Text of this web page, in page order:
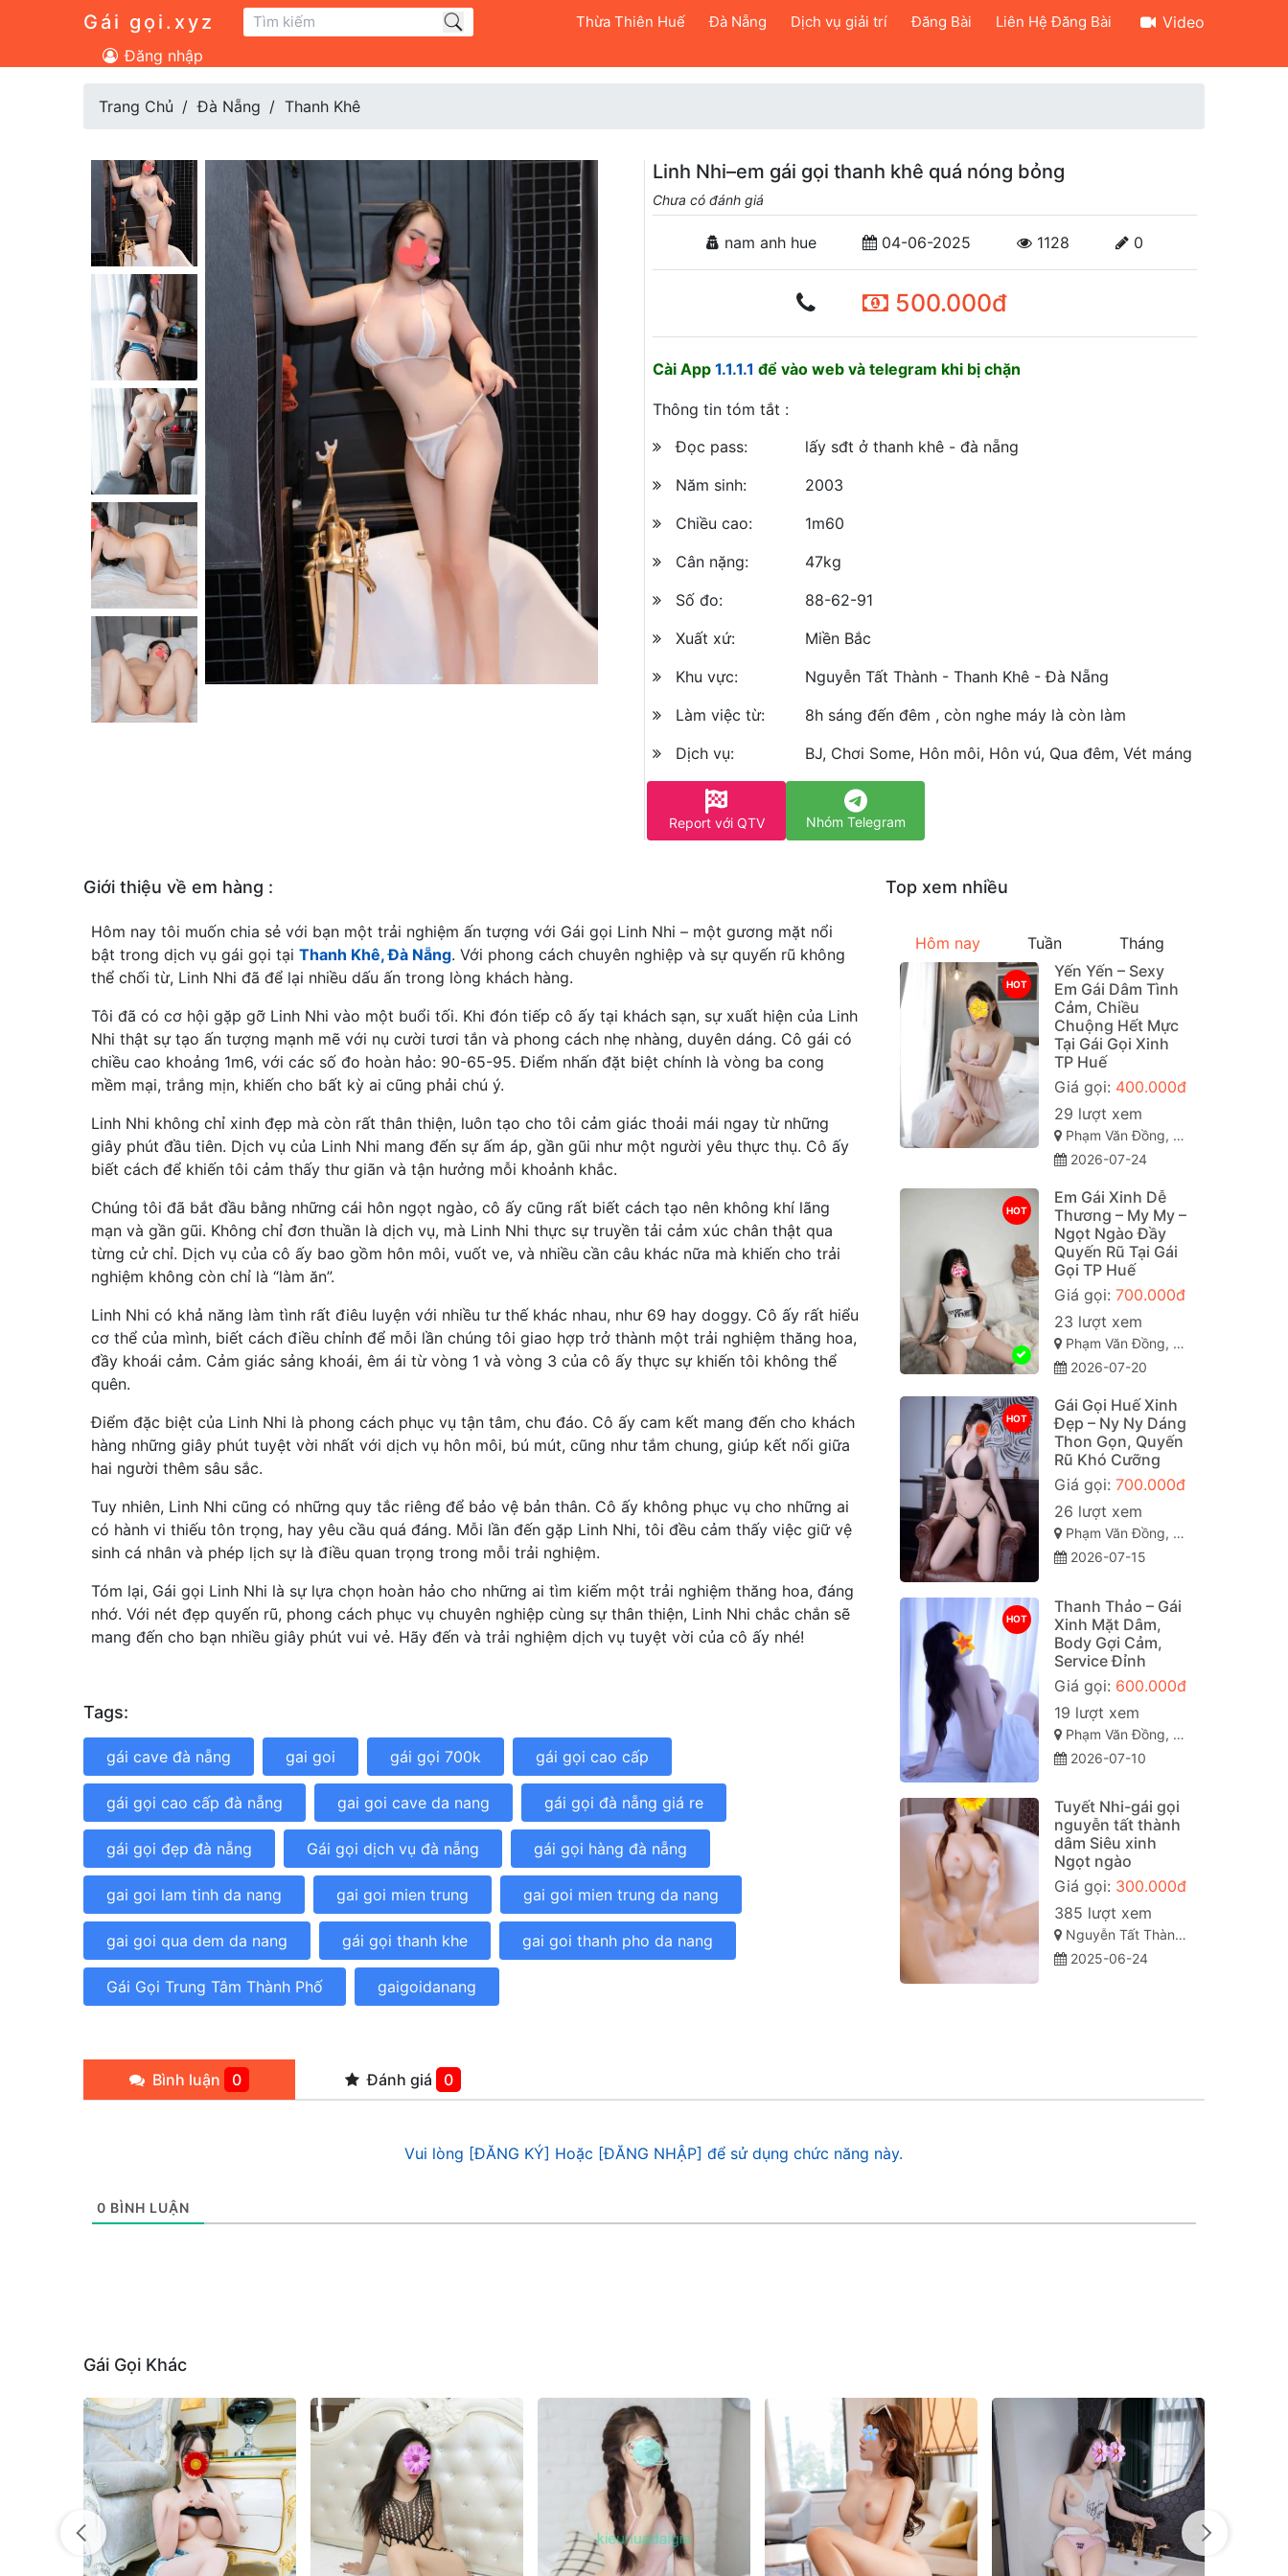
Gái gọi.xyz Thừa Thiên Huế Đà Nẵng Dịch vụ giải trí Đăng Bài Liên Hệ Đăng Bài
Video
Đăng nhập
Trang Chủ Đà Nẵng Thanh Khê
Linh Nhi–em gái gọi thanh khê quá nóng bỏng
Chưa có đánh giá
nam anh hue 04-06-2025 1128 0
500.000đ
Cài App 1.1.1.1 để vào web và telegram khi bị chặn
Thông tin tóm tắt :
Đọc pass:
lấy sđt ở thanh khê - đà nẵng
Năm sinh:
2003
Chiều cao:
1m60
Cân nặng:
47kg
Số đo:
88-62-91
Xuất xứ:
Miền Bắc
Khu vực:
Nguyễn Tất Thành - Thanh Khê - Đà Nẵng
Làm việc từ:
8h sáng đến đêm , còn nghe máy là còn làm
Dịch vụ:
BJ, Chơi Some, Hôn môi, Hôn vú, Qua đêm, Vét máng
Report với QTV Nhóm Telegram
Giới thiệu về em hàng :
Hôm nay tôi muốn chia sẻ với bạn một trải nghiệm ấn tượng với Gái gọi Linh Nhi – một gương mặt nổi
bật trong dịch vụ gái gọi tại Thanh Khê, Đà Nẵng. Với phong cách chuyên nghiệp và sự quyến rũ không
thể chối từ, Linh Nhi đã để lại nhiều dấu ấn trong lòng khách hàng.
Tôi đã có cơ hội gặp gỡ Linh Nhi vào một buổi tối. Khi đón tiếp cô ấy tại khách sạn, sự xuất hiện của Linh
Nhi thật sự tạo ấn tượng mạnh mẽ với nụ cười tươi tắn và phong cách nhẹ nhàng, duyên dáng. Cô gái có
chiều cao khoảng 1m6, với các số đo hoàn hảo: 90-65-95. Điểm nhấn đặt biệt chính là vòng ba cong
mềm mại, trắng mịn, khiến cho bất kỳ ai cũng phải chú ý.
Linh Nhi không chỉ xinh đẹp mà còn rất thân thiện, luôn tạo cho tôi cảm giác thoải mái ngay từ những
giây phút đầu tiên. Dịch vụ của Linh Nhi mang đến sự ấm áp, gần gũi như một người yêu thực thụ. Cô ấy
biết cách để khiến tôi cảm thấy thư giãn và tận hưởng mỗi khoảnh khắc.
Chúng tôi đã bắt đầu bằng những cái hôn ngọt ngào, cô ấy cũng rất biết cách tạo nên không khí lãng
mạn và gần gũi. Không chỉ đơn thuần là dịch vụ, mà Linh Nhi thực sự truyền tải cảm xúc chân thật qua
từng cử chỉ. Dịch vụ của cô ấy bao gồm hôn môi, vuốt ve, và nhiều cần câu khác nữa mà khiến cho trải
nghiệm không còn chỉ là “làm ăn”.
Linh Nhi có khả năng làm tình rất điêu luyện với nhiều tư thế khác nhau, như 69 hay doggy. Cô ấy rất hiểu
cơ thể của mình, biết cách điều chỉnh để mỗi lần chúng tôi giao hợp trở thành một trải nghiệm thăng hoa,
đầy khoái cảm. Cảm giác sảng khoái, êm ái từ vòng 1 và vòng 3 của cô ấy thực sự khiến tôi không thể
quên.
Điểm đặc biệt của Linh Nhi là phong cách phục vụ tận tâm, chu đáo. Cô ấy cam kết mang đến cho khách
hàng những giây phút tuyệt vời nhất với dịch vụ hôn môi, bú mút, cũng như tắm chung, giúp kết nối giữa
hai người thêm sâu sắc.
Tuy nhiên, Linh Nhi cũng có những quy tắc riêng để bảo vệ bản thân. Cô ấy không phục vụ cho những ai
có hành vi thiếu tôn trọng, hay yêu cầu quá đáng. Mỗi lần đến gặp Linh Nhi, tôi đều cảm thấy việc giữ vệ
sinh cá nhân và phép lịch sự là điều quan trọng trong mỗi trải nghiệm.
Tóm lại, Gái gọi Linh Nhi là sự lựa chọn hoàn hảo cho những ai tìm kiếm một trải nghiệm thăng hoa, đáng
nhớ. Với nét đẹp quyến rũ, phong cách phục vụ chuyên nghiệp cùng sự thân thiện, Linh Nhi chắc chắn sẽ
mang đến cho bạn nhiều giây phút vui vẻ. Hãy đến và trải nghiệm dịch vụ tuyệt vời của cô ấy nhé!
Tags:
gái cave đà nẵng gai goi gái gọi 700k gái gọi cao cấp
gái gọi cao cấp đà nẵng gai goi cave da nang gái gọi đà nẵng giá re
gái gọi đẹp đà nẵng Gái gọi dịch vụ đà nẵng gái gọi hàng đà nẵng
gai goi lam tinh da nang gai goi mien trung gai goi mien trung da nang
gai goi qua dem da nang gái gọi thanh khe gai goi thanh pho da nang
Gái Gọi Trung Tâm Thành Phố gaigoidanang
Top xem nhiều
Hôm nay Tuần Tháng
HOT
Yến Yến – Sexy
Em Gái Dâm Tình
Cảm, Chiều
Chuộng Hết Mực
Tại Gái Gọi Xinh
TP Huế
Giá gọi: 400.000đ
29 lượt xem
Phạm Văn Đồng, Vỹ Dạ, Huế, Thừa Thiên Huế
2026-07-24
HOT
Em Gái Xinh Dễ
Thương – My My –
Ngọt Ngào Đầy
Quyến Rũ Tại Gái
Gọi TP Huế
Giá gọi: 700.000đ
23 lượt xem
Phạm Văn Đồng, Vỹ Dạ, Huế, Thừa Thiên Huế
2026-07-20
HOT
Gái Gọi Huế Xinh
Đẹp – Ny Ny Dáng
Thon Gọn, Quyến
Rũ Khó Cưỡng
Giá gọi: 700.000đ
26 lượt xem
Phạm Văn Đồng, Vỹ Dạ, Huế, Thừa Thiên Huế
2026-07-15
HOT
Thanh Thảo – Gái
Xinh Mặt Dâm,
Body Gợi Cảm,
Service Đỉnh
Giá gọi: 600.000đ
19 lượt xem
Phạm Văn Đồng, Vỹ Dạ, Huế, Thừa Thiên Huế
2026-07-10
Tuyết Nhi-gái gọi
nguyễn tất thành
dâm Siêu xinh
Ngọt ngào
Giá gọi: 300.000đ
385 lượt xem
Nguyễn Tất Thành - Thanh Khê - Đà Nẵng
2025-06-24
Bình luận 0 Đánh giá 0
Vui lòng [ĐĂNG KÝ] Hoặc [ĐĂNG NHẬP] để sử dụng chức năng này.
0 BÌNH LUẬN
Gái Gọi Khác